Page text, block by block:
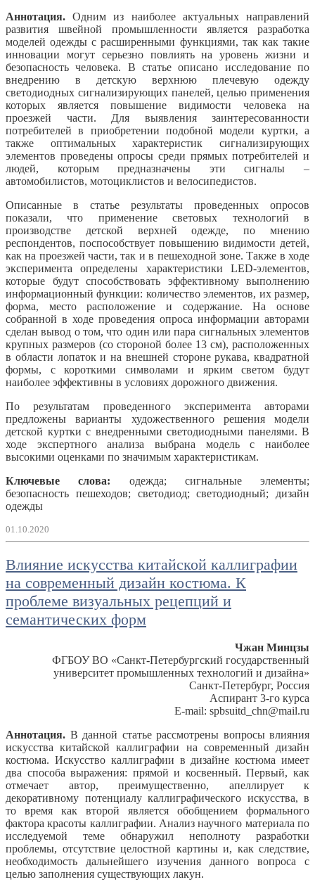
Аннотация. Одним из наиболее актуальных направлений
развития швейной промышленности является разработка
моделей одежды с расширенными функциями, так как такие
инновации могут серьезно повлиять на уровень жизни и
безопасность человека. В статье описано исследование по
внедрению в детскую верхнюю плечевую одежду
светодиодных сигнализирующих панелей, целью применения
которых является повышение видимости человека на
проезжей части. Для выявления заинтересованности
потребителей в приобретении подобной модели куртки, а
также оптимальных характеристик сигнализирующих
элементов проведены опросы среди прямых потребителей и
людей, которым предназначены эти сигналы –
автомобилистов, мотоциклистов и велосипедистов.
Описанные в статье результаты проведенных опросов
показали, что применение световых технологий в
производстве детской верхней одежде, по мнению
респондентов, поспособствует повышению видимости детей,
как на проезжей части, так и в пешеходной зоне. Также в ходе
эксперимента определены характеристики LED-элементов,
которые будут способствовать эффективному выполнению
информационный функции: количество элементов, их размер,
форма, место расположение и содержание. На основе
собранной в ходе проведения опроса информации авторами
сделан вывод о том, что один или пара сигнальных элементов
крупных размеров (со стороной более 13 см), расположенных
в области лопаток и на внешней стороне рукава, квадратной
формы, с короткими символами и ярким светом будут
наиболее эффективны в условиях дорожного движения.
По результатам проведенного эксперимента авторами
предложены варианты художественного решения модели
детской куртки с внедренными светодиодными панелями. В
ходе экспертного анализа выбрана модель с наиболее
высокими оценками по значимым характеристикам.
Ключевые слова: одежда; сигнальные элементы;
безопасность пешеходов; светодиод; светодиодный; дизайн
одежды
01.10.2020
Влияние искусства китайской каллиграфии
на современный дизайн костюма. К
проблеме визуальных рецепций и
семантических форм
Чжан Минцзы
ФГБОУ ВО «Санкт-Петербургский государственный
университет промышленных технологий и дизайна»
Санкт-Петербург, Россия
Аспирант 3-го курса
E-mail: spbsuitd_chn@mail.ru
Аннотация. В данной статье рассмотрены вопросы влияния
искусства китайской каллиграфии на современный дизайн
костюма. Искусство каллиграфии в дизайне костюма имеет
два способа выражения: прямой и косвенный. Первый, как
отмечает автор, преимущественно, апеллирует к
декоративному потенциалу каллиграфического искусства, в
то время как второй является обобщением формального
фактора красоты каллиграфии. Анализ научного материала по
исследуемой теме обнаружил неполноту разработки
проблемы, отсутствие целостной картины и, как следствие,
необходимость дальнейшего изучения данного вопроса с
целью заполнения существующих лакун.